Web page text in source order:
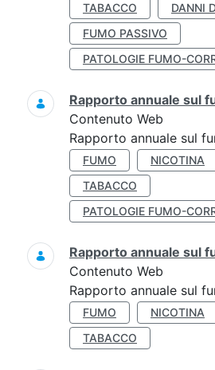
TABACCO
DANNI
FUMO PASSIVO
PATOLOGIE FUMO-
Rapporto annuale sul
Contenuto Web
Rapporto annuale sul
FUMO NICOTINA
TABACCO
PATOLOGIE FUMO-
Rapporto annuale sul
Contenuto Web
Rapporto annuale sul
FUMO NICOTINA
TABACCO